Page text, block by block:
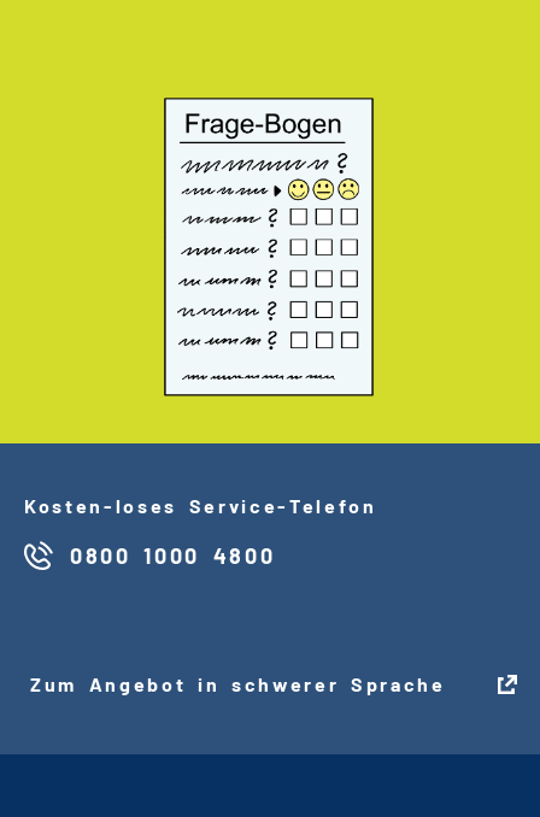
Kosten - loses Service-Telefon
0800 1000 4800
Zum Angebot in schwerer Sprache